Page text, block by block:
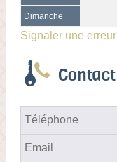
Dimanche
Signaler une erreur
Contact
Téléphone
Email